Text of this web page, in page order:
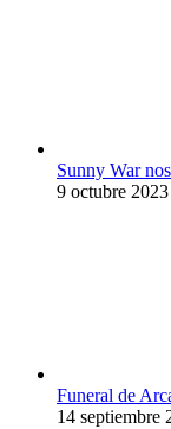
Sunny War
9 octubre 2023
Funeral de
14 septiembre